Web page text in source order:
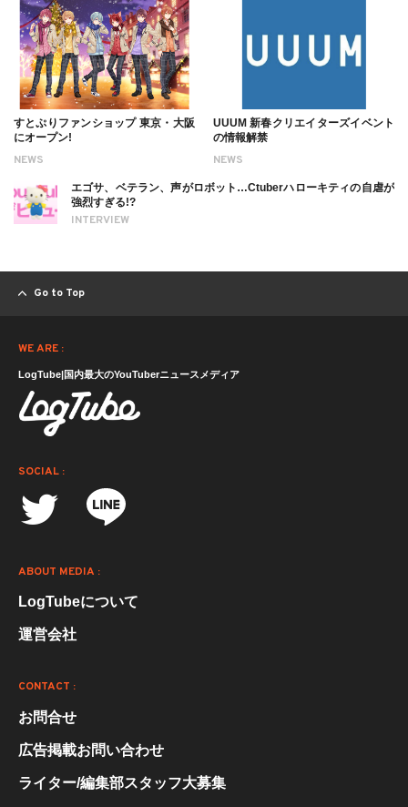
NEWS
すとぷりファンショップ 東京・大阪
にオープン!
NEWS
UUUM 新春クリエイターズイベント
の情報解禁
INTERVIEW
エゴサ、ベテラン、声がロボット…Ctuberハローキティの自虐が
強烈すぎる!?
Go to Top
WE ARE :
LogTube|国内最大のYouTuberニュースメディア
SOCIAL :
ABOUT MEDIA :
LogTubeについて
運営会社
CONTACT :
お問合せ
広告掲載お問い合わせ
ライター/編集部スタッフ大募集